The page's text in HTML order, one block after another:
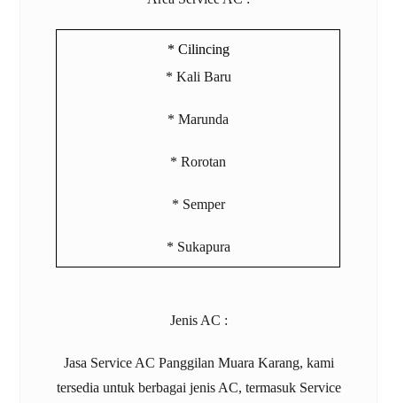
* Cilincing
* Kali Baru
* Marunda
* Rorotan
* Semper
* Sukapura
Jenis AC :
Jasa Service AC Panggilan Muara Karang, kami
tersedia untuk berbagai jenis AC, termasuk Service